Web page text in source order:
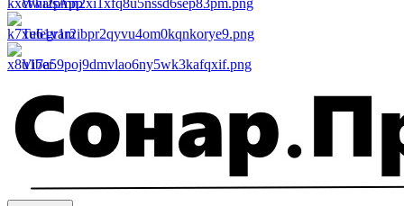
WhatsApp
Telegram
Viber